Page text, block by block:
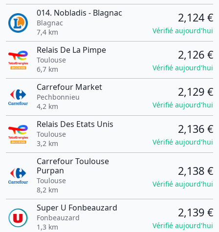
014. Nobladis - Blagnac
Blagnac
7,4 km
2,124 €
Vérifié aujourd'hui
Relais De La Pimpe
Toulouse
6,7 km
2,126 €
Vérifié aujourd'hui
Carrefour Market
Pechbonnieu
4,2 km
2,129 €
Vérifié aujourd'hui
Relais Des Etats Unis
Toulouse
3,2 km
2,136 €
Vérifié aujourd'hui
Carrefour Toulouse
Purpan
Toulouse
8,2 km
2,138 €
Vérifié aujourd'hui
Super U Fonbeauzard
Fonbeauzard
1,3 km
2,139 €
Vérifié aujourd'hui